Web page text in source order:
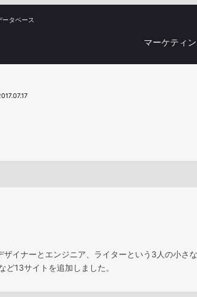
タベース
マーケティ
ザイナーとエンジニア、ライターという3人の小さ
ど13サイトを追加しました。